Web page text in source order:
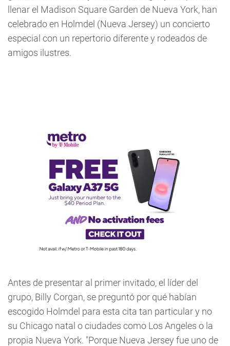
llenar el Madison Square Garden de Nueva York, han
celebrado en Holmdel (Nueva Jersey) un concierto
especial con un repertorio diferente y rodeados de
amigos ilustres.
Antes de presentar al primer invitado, el líder del
grupo, Billy Corgan, se preguntó por qué habían
escogido Holmdel para esta cita tan particular y no
su Chicago natal o ciudades como Los Angeles o la
propia Nueva York. "Porque Nueva Jersey fue uno de